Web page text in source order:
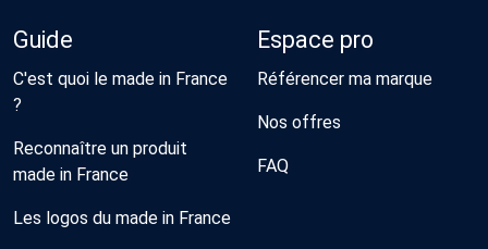
Guide
C'est quoi le made in France
?
Reconnaître un produit
made in France
Les logos du made in France
Espace pro
Référencer ma marque
Nos offres
FAQ